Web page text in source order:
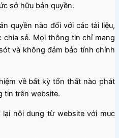
sở hữu bản quyền.
quyền nào đối với các tài liệu,
sẻ. Mọi thông tin chỉ mang
và không đảm bảo tính chính
về bất kỳ tổn thất nào phát
tin trên website.
nội dung từ website với mục